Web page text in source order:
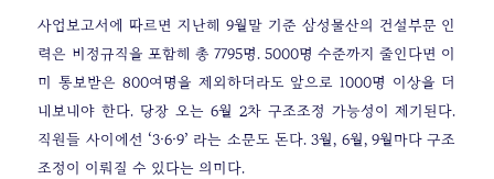
사업보고서에 따르면 지난해 9월말 기준 삼성물산의 건설부문 인
력은 비정규직을 포함해 총 7795명. 5000명 수준까지 줄인다면 이
미 통보받은 800여명을 제외하더라도 앞으로 1000명 이상을 더
내보내야 한다. 당장 오는 6월 2차 구조조정 가능성이 제기된다.
직원들 사이에선 ‘3·6·9’ 라는 소문도 돈다. 3월, 6월, 9월마다 구조
조정이 이뤄질 수 있다는 의미다.